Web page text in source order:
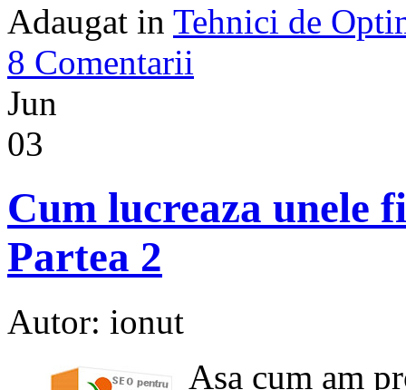
Adaugat in Tehnici de
8 Comentarii
Jun
03
Cum lucreaza unele
Partea 2
Autor: ionut
Asa cum am